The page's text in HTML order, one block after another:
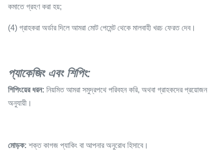
কমাতে গ্রহণ করা হয়;
(4) গ্রাহকরা অর্ডার দিলে আমরা মোট পেমেন্ট থেকে মালবাহী খরচ ফেরত দেব।
প্যাকেজিং এবং শিপিং:
শিপিংয়ের ধরন: নিয়মিত আমরা সমুদ্রপথে পরিবহন করি, অথবা গ্রাহকদের প্রয়োজন
অনুযায়ী।
মোড়ক: শক্ত কাগজ প্যাকিং বা আপনার অনুরোধ হিসাবে।